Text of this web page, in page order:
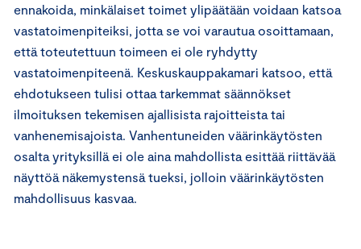
ennakoida, minkälaiset toimet ylipäätään voidaan katsoa
vastatoimenpiteiksi, jotta se voi varautua osoittamaan,
että toteutettuun toimeen ei ole ryhdytty
vastatoimenpiteenä. Keskuskauppakamari katsoo, että
ehdotukseen tulisi ottaa tarkemmat säännökset
ilmoituksen tekemisen ajallisista rajoitteista tai
vanhenemisajoista. Vanhentuneiden väärinkäytösten
osalta yrityksillä ei ole aina mahdollista esittää riittävää
näyttöä näkemystensä tueksi, jolloin väärinkäytösten
mahdollisuus kasvaa.